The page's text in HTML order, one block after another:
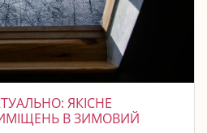
ЯКІСНЕ
В ЗИМОВИЙ